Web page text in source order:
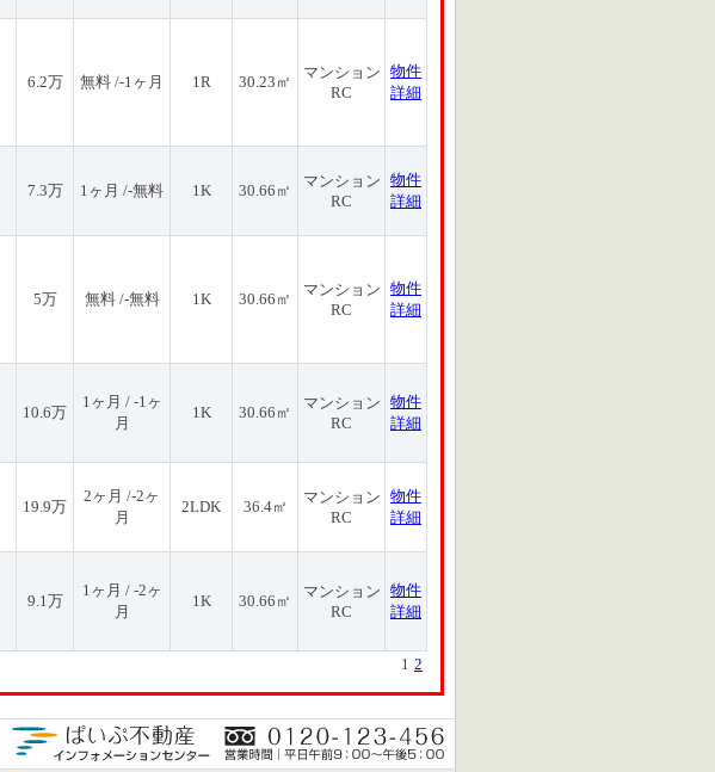
6.2万 無料 /-1ヶ月 1R 30.23㎡
マンション
RC
物件
詳細
7.3万 1ヶ月 /-無料 1K 30.66㎡
マンション
RC
物件
詳細
5万 無料 /-無料 1K 30.66㎡
マンション
RC
物件
詳細
10.6万
1ヶ月 / -1ヶ
月
1K 30.66㎡
マンション
RC
物件
詳細
19.9万
2ヶ月 /-2ヶ
月
2LDK 36.4㎡
マンション
RC
物件
詳細
9.1万
1ヶ月 / -2ヶ
月
1K 30.66㎡
マンション
RC
物件
詳細
1 2